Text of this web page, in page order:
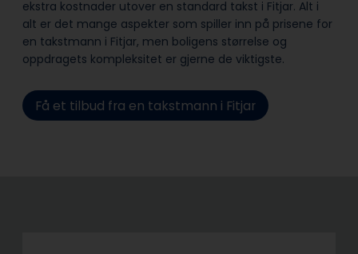
ekstra kostnader utover en standard takst i Fitjar. Alt i
alt er det mange aspekter som spiller inn på prisene for
en takstmann i Fitjar, men boligens størrelse og
oppdragets kompleksitet er gjerne de viktigste.
Få et tilbud fra en takstmann i Fitjar